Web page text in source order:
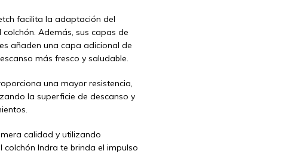
facilita la adaptación del
Además, sus capas de
añaden una capa adicional de
más fresco y saludable.
una mayor resistencia,
la superficie de descanso y
calidad y utilizando
Indra te brinda el impulso